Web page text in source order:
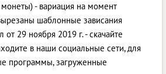
- вариация на момент
шаблонные зависания
29 ноября 2019 г. - скачайте
в наши социальные сети, для
программы, загруженные